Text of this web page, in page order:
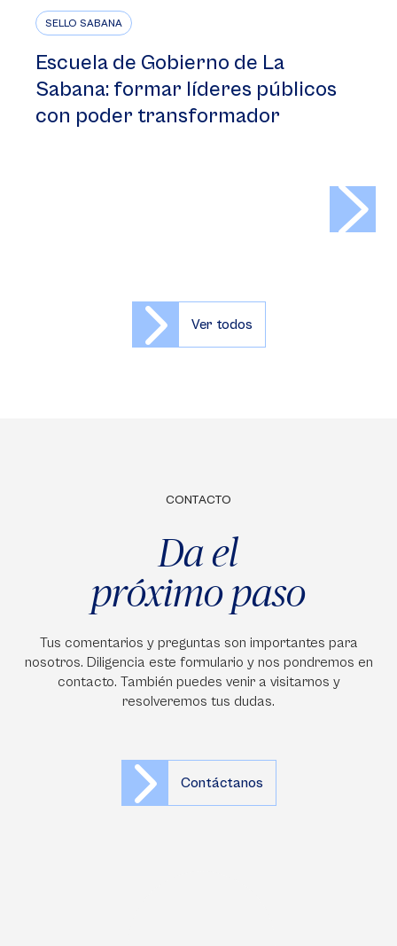
SELLO SABANA
Escuela de Gobierno de La
Sabana: formar líderes públicos
con poder transformador
Ver todos
CONTACTO
Da el
próximo paso
Tus comentarios y preguntas son importantes para
nosotros. Diligencia este formulario y nos pondremos en
contacto. También puedes venir a visitarnos y
resolveremos tus dudas.
Contáctanos